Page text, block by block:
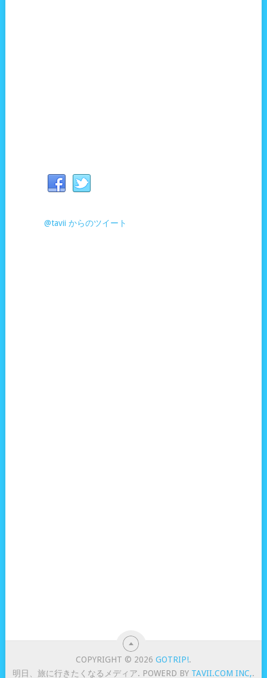
@tavii からのツイート
COPYRIGHT © 2026GOTRIP!.
明日、旅に行きたくなるメディア. POWERD BY TAVII.COM INC,.